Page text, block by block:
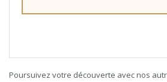
Poursuivez votre découverte avec nos